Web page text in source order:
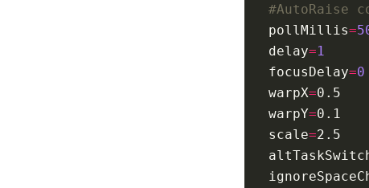
#AutoRaise
pollMillis=
delay=1
focusDelay=0
warpX=
warpY=
scale=